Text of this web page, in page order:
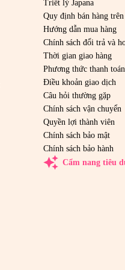
Triết lý Japana
Quy định bán hàng trên
Hướng dẫn mua hàng
Chính sách đổi trả và
Thời gian giao hàng
Phương thức thanh toán
Điều khoản giao dịch
Câu hỏi thường gặp
Chính sách vận chuyển
Quyền lợi thành viên
Chính sách bảo mật
Chính sách bảo hành
auto_awesome Cẩm nang tiêu